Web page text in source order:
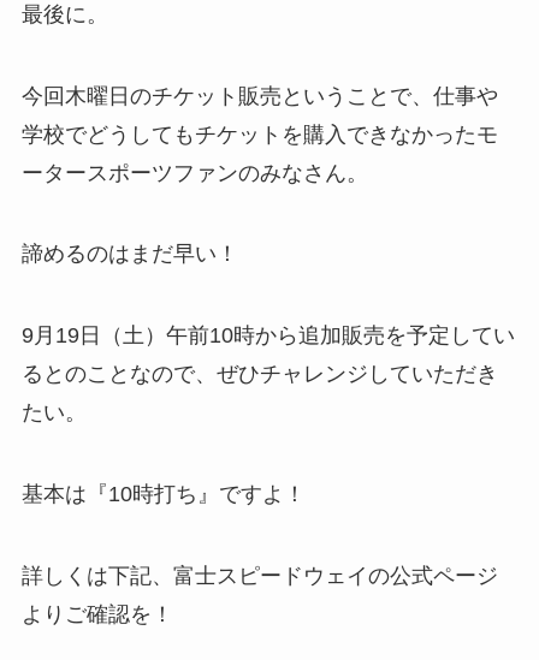
最後に。
今回木曜日のチケット販売ということで、仕事や
学校でどうしてもチケットを購入できなかったモ
ータースポーツファンのみなさん。
諦めるのはまだ早い！
9月19日（土）午前10時から追加販売を予定してい
るとのことなので、ぜひチャレンジしていただき
たい。
基本は『10時打ち』ですよ！
詳しくは下記、富士スピードウェイの公式ページ
よりご確認を！